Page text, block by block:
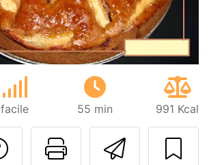
facile 55 min 991 Kcal
Imprimer
Poser une